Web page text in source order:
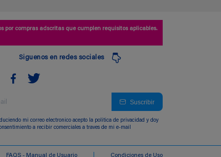
por compras adscritas que cumplen requisitos aplicables.
Siguenos en redes sociales
Suscribir
mi correo electronico acepto la politica de privacidad y doy
a recibir comerciales a traves de mi e-mail
FAQS - Manual de Usuario Condiciones de Uso